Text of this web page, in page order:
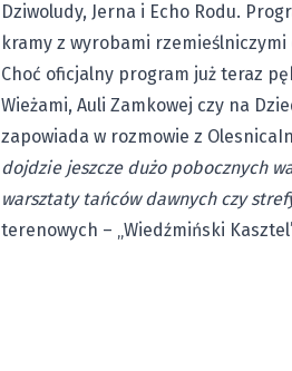
Dziwoludy, Jerna i Echo Rodu.
kramy z wyrobami rzemieślniczymi
Choć oficjalny program już teraz
Wieżami, Auli Zamkowej czy na
zapowiada w rozmowie z
dojdzie jeszcze dużo pobocznych
warsztaty tańców dawnych czy
terenowych – „Wiedźmiński